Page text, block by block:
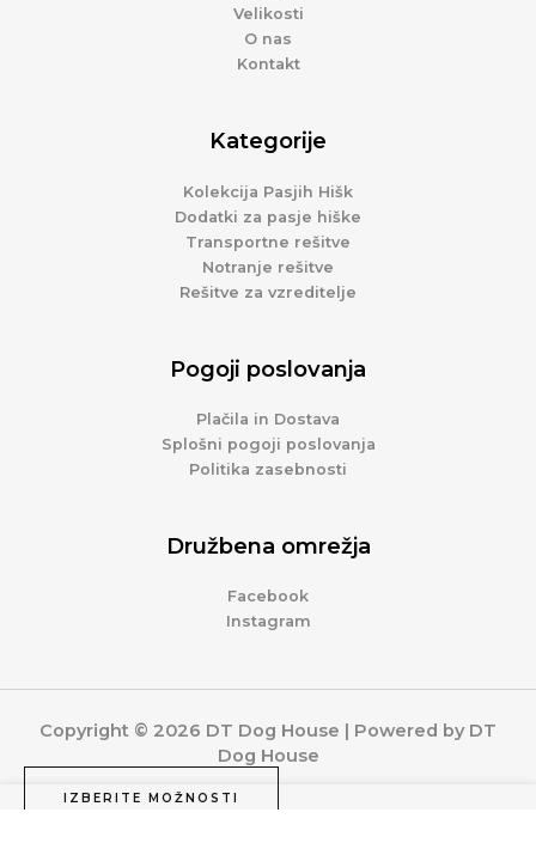
Velikosti
O nas
Kontakt
Kategorije
Kolekcija Pasjih Hišk
Dodatki za pasje hiške
Transportne rešitve
Notranje rešitve
Rešitve za vzreditelje
Pogoji poslovanja
Plačila in Dostava
Splošni pogoji poslovanja
Politika zasebnosti
Družbena omrežja
Facebook
Instagram
Copyright © 2026 DT Dog House | Powered by DT
Dog House
IZBERITE MOŽNOSTI